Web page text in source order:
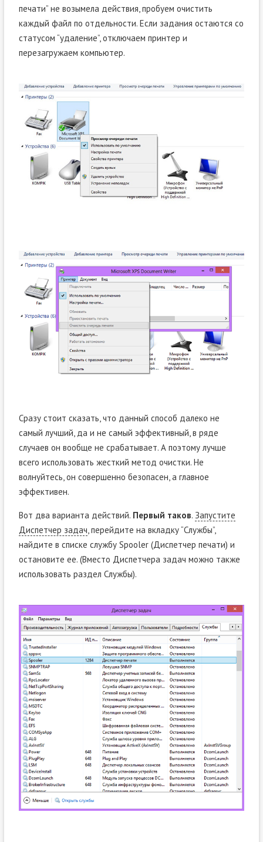
печати” не возымела действия, пробуем очистить
каждый файл по отдельности. Если задания остаются со
статусом “удаление”, отключаем принтер и
перезагружаем компьютер.
Сразу стоит сказать, что данный способ далеко не
самый лучший, да и не самый эффективный, в ряде
случаев он вообще не срабатывает. А поэтому лучше
всего использовать жесткий метод очистки. Не
волнуйтесь, он совершенно безопасен, а главное
эффективен.
Вот два варианта действий. Первый таков. Запустите
Диспетчер задач , перейдите на вкладку “Службы”,
найдите в списке службу Spooler (Диспетчер печати) и
остановите ее. (Вместо Диспетчера задач можно также
использовать раздел Службы).